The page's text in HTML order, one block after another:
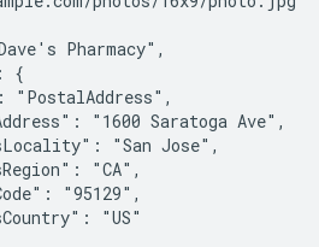
Pharmacy",
{
"PostalAddress",
"1600 Saratoga Ave",
"San Jose",
"CA",
"95129",
"US"